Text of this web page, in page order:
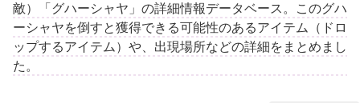
敵）「グハーシャヤ」の詳細情報データベース。このグハ
ーシャヤを倒すと獲得できる可能性のあるアイテム（ドロ
ップするアイテム）や、出現場所などの詳細をまとめまし
た。